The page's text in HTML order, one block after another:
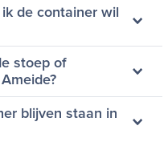
de container wil
stoep of
blijven staan in